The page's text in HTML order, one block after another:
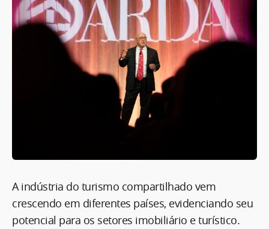
A indústria do turismo compartilhado vem
crescendo em diferentes países, evidenciando seu
potencial para os setores imobiliário e turístico.